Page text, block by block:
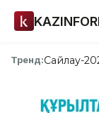
Тренд:Сайлау-